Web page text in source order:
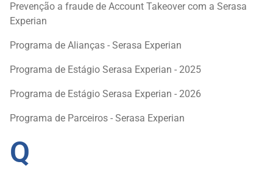
Prevenção a fraude de Account Takeover com a Serasa
Experian
Programa de Alianças - Serasa Experian
Programa de Estágio Serasa Experian - 2025
Programa de Estágio Serasa Experian - 2026
Programa de Parceiros - Serasa Experian
Q